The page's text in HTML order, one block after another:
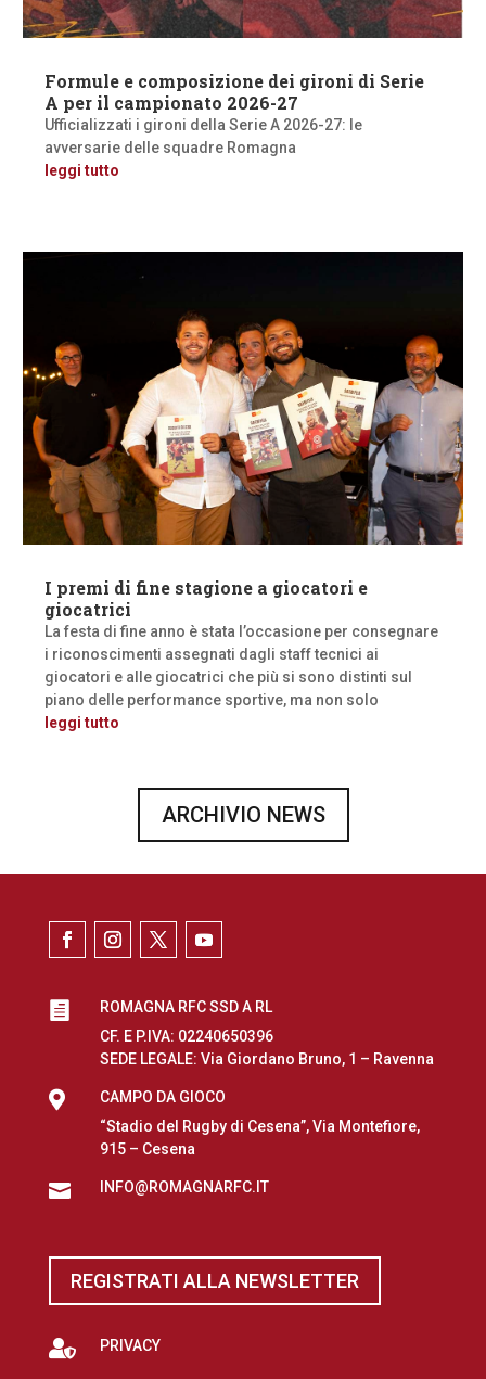
Formule e composizione dei gironi di Serie
A per il campionato 2026-27
Ufficializzati i gironi della Serie A 2026-27: le
avversarie delle squadre Romagna
leggi tutto
I premi di fine stagione a giocatori e
giocatrici
La festa di fine anno è stata l’occasione per consegnare
i riconoscimenti assegnati dagli staff tecnici ai
giocatori e alle giocatrici che più si sono distinti sul
piano delle performance sportive, ma non solo
leggi tutto
ARCHIVIO NEWS

ROMAGNA RFC SSD A RL
CF. E P.IVA: 02240650396
SEDE LEGALE: Via Giordano Bruno, 1 – Ravenna

CAMPO DA GIOCO
“Stadio del Rugby di Cesena”, Via Montefiore,
915 – Cesena
 INFO@ROMAGNARFC.IT
REGISTRATI ALLA NEWSLETTER
 PRIVACY